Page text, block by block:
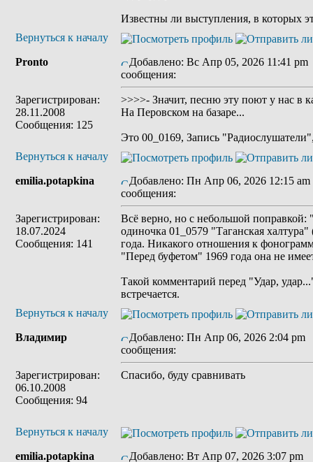
Известны ли выступления, в которых
Вернуться к началу
Pronto
Зарегистрирован:
28.11.2008
Сообщения: 125
Добавлено: Вс Апр 05, 2026 11:41 pm
сообщения:
>>>>- Значит, песню эту поют у нас в
На Перовском на базаре...
Это 00_0169, Запись
Вернуться к началу
emilia.potapkina
Зарегистрирован:
18.07.2024
Сообщения: 141
Добавлено: Пн Апр 06, 2026 12:15 am
сообщения:
Всё верно, но с небольшой поправкой:
одиночка 01_0579 "Таганская
года. Никакого отношения к
"Перед буфетом" 1969 года она не
Такой комментарий перед "Удар,
встречается.
Вернуться к началу
Владимир
Зарегистрирован:
06.10.2008
Сообщения: 94
Добавлено: Пн Апр 06, 2026 2:04 pm
сообщения:
Спасибо, буду сравнивать
Вернуться к началу
emilia.potapkina Добавлено: Вт Апр 07, 2026 3:07 pm